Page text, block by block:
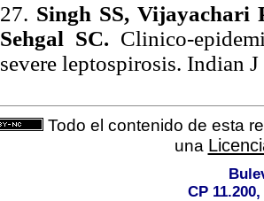
27. Singh SS, Vijayachari
Sehgal SC. Clinico-
severe leptospirosis. Indian
Todo el contenido de esta
una
CP